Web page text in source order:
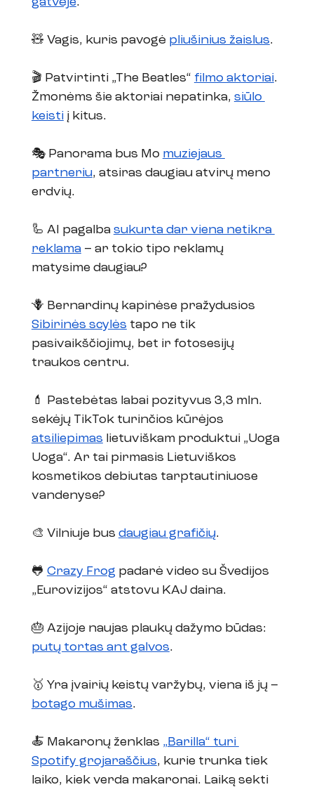
🧸 Vagis, kuris pavogė pliušinius žaislus.
🎬 Patvirtinti „The Beatles“ filmo aktoriai.
Žmonėms šie aktoriai nepatinka, siūlo
keisti į kitus.
🎭 Panorama bus Mo muziejaus
partneriu, atsiras daugiau atvirų meno
erdvių.
🦾 AI pagalba sukurta dar viena netikra
reklama – ar tokio tipo reklamų
matysime daugiau?
🪻 Bernardinų kapinėse pražydusios
Sibirinės scylės tapo ne tik
pasivaikščiojimų, bet ir fotosesijų
traukos centru.
💄 Pastebėtas labai pozityvus 3,3 mln.
sekėjų TikTok turinčios kūrėjos
atsiliepimas lietuviškam produktui „Uoga
Uoga“. Ar tai pirmasis Lietuviškos
kosmetikos debiutas tarptautiniuose
vandenyse?
🎨 Vilniuje bus daugiau grafičių.
🐸 Crazy Frog padarė video su Švedijos
„Eurovizijos“ atstovu KAJ daina.
🎂 Azijoje naujas plaukų dažymo būdas:
putų tortas ant galvos.
🥇 Yra įvairių keistų varžybų, viena iš jų –
botago mušimas.
🍝 Makaronų ženklas „Barilla“ turi
Spotify grojaraščius, kurie trunka tiek
laiko, kiek verda makaronai. Laiką sekti